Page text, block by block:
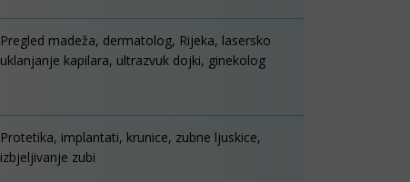
Pregled madeža, dermatolog, Rijeka, lasersko
uklanjanje kapilara, ultrazvuk dojki, ginekolog
Protetika, implantati, krunice, zubne ljuskice,
izbjeljivanje zubi